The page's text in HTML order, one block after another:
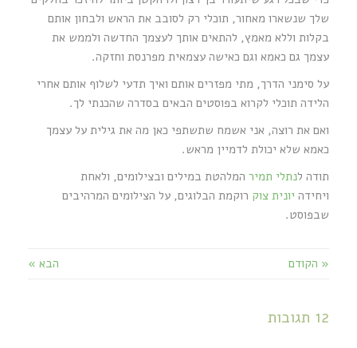
שלך שנשארו מאחור, תוכלי רק לסובב את הראש ולבחון אותם
בקלות וללא מאמץ, להתאים אותך לעצמך החדשה ולממש את
עצמך גם כאמא וגם כאישה עצמאית מפרנסת וחזקה.
על סימני הדרך, מתי מפזרים אותם ואיך תדעי לשלוף אותם אחרי
הלידה תוכלי לקרוא בפוסטים הבאים בסדרה שהכנתי לך.
ואם את רוצה, אני אשמח שתשתפי כאן מה את גילית על עצמך
כאמא שלא יכולת לדמיין מראש.
תודה לנתלי תמיר המלהטת במילים ובצילומים, ולאחת
ויחידה יונית צוק רוקמת הבלוגים, על הצילומים המרהיבים
שבפוסט.
« הקודם הבא »
12 תגובות